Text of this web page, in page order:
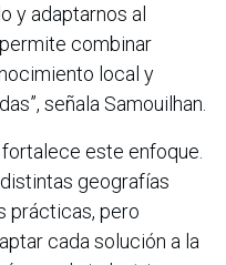
y adaptarnos al
combinar
local y
señala Samouilhan.
este enfoque.
geografías
prácticas, pero
cada solución a la